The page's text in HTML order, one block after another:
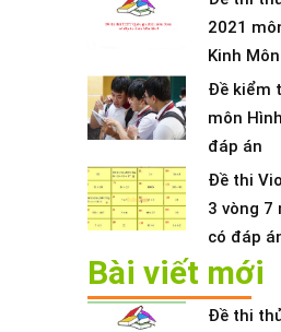
2021
Kinh
Đề kiểm
môn
đáp án
Đề thi
3 vòng 7
có đáp
Bài viết mới
Đề thi